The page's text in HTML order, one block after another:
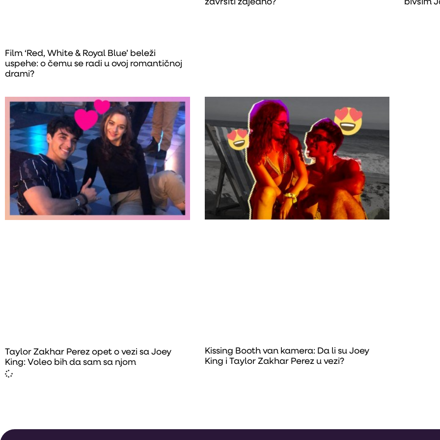
Film ‘Red, White & Royal Blue’ beleži
uspehe: o čemu se radi u ovoj romantičnoj
drami?
završiti zajedno? bivšim
Taylor Zakhar Perez opet o vezi sa Joey
King: Voleo bih da sam sa njom
Kissing Booth van kamera: Da li su Joey
King i Taylor Zakhar Perez u vezi?